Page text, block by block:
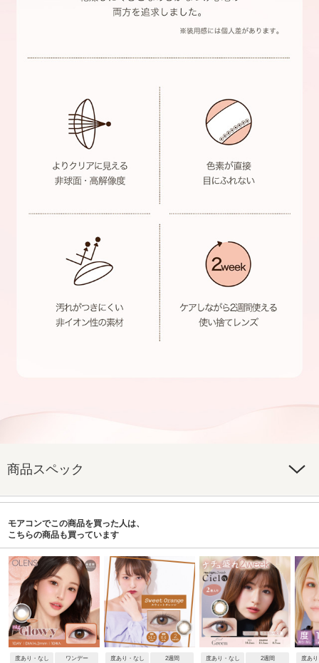
商品スペック
モアコンでこの商品を買った人は、
こちらの商品も買っています
度あり・なし ワンデー 度あり・なし 2週間 度あり・なし 2週間 度あ